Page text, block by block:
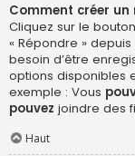
Comment créer un
Cliquez sur le
« Répondre »
besoin d’être
options disponibles
exemple : Vous
pouvez joindre des
Haut